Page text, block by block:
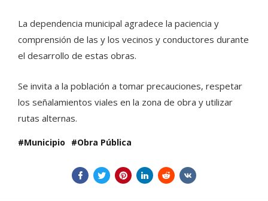
La dependencia municipal agradece la paciencia y
comprensión de las y los vecinos y conductores durante
el desarrollo de estas obras.
Se invita a la población a tomar precauciones, respetar
los señalamientos viales en la zona de obra y utilizar
rutas alternas.
Municipio Obra Pública